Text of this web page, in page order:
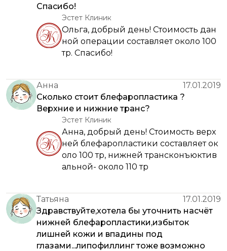
Спасибо!
Эстет Клиник
Ольга, добрый день! Стоимость дан
ной операции составляет около 100
тр. Спасибо!
Анна
17.01.2019
Сколько стоит блефаропластика ?
Верхние и нижние транс?
Эстет Клиник
Анна, добрый день! Стоимость верх
ней блефаропластики составляет ок
оло 100 тр, нижней трансконъюктив
альной- около 110 тр
Татьяна
17.01.2019
Здравствуйте,хотела бы уточнить насчёт
нижней блефаропластики,избыток
лишней кожи и впадины под
глазами...липофиллинг тоже возможно